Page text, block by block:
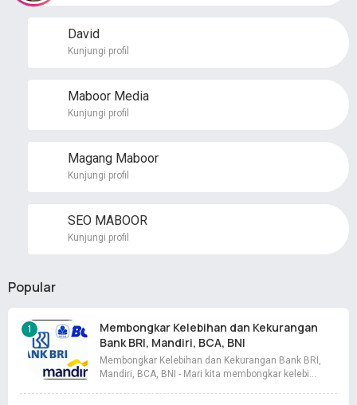
David
Kunjungi profil
Maboor Media
Kunjungi profil
Magang Maboor
Kunjungi profil
SEO MABOOR
Kunjungi profil
Popular
Membongkar Kelebihan dan Kekurangan
Bank BRI, Mandiri, BCA, BNI
Membongkar Kelebihan dan Kekurangan Bank BRI,
Mandiri, BCA, BNI - Mari kita membongkar kelebi…